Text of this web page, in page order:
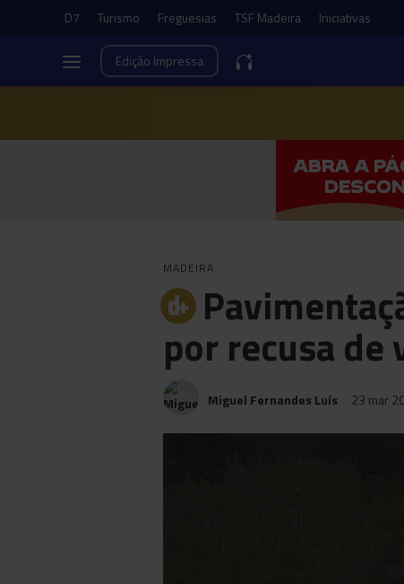
D7 Turismo Freguesias TSF Madeira Iniciativas
Edição Impressa
MADEIRA
por recusa de
Miguel Fernandes Luís 23 mar